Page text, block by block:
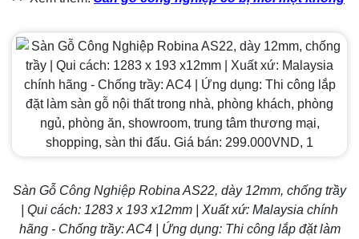
Sàn Gỗ Công Nghiệp Robina AS22, dày 12mm, chống trầy
| Qui cách: 1283 x 193 x12mm | Xuất xứ: Malaysia chính
hãng - Chống trầy: AC4 | Ứng dụng: Thi công lắp đặt làm